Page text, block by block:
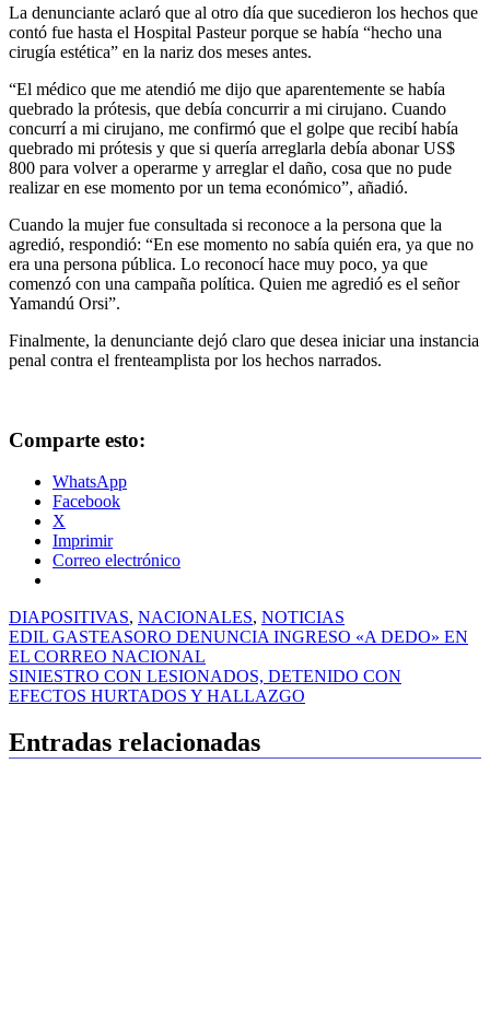
La denunciante aclaró que al otro día que sucedieron los hechos que
contó fue hasta el Hospital Pasteur porque se había “hecho una
cirugía estética” en la nariz dos meses antes.
“El médico que me atendió me dijo que aparentemente se había
quebrado la prótesis, que debía concurrir a mi cirujano. Cuando
concurrí a mi cirujano, me confirmó que el golpe que recibí había
quebrado mi prótesis y que si quería arreglarla debía abonar US$
800 para volver a operarme y arreglar el daño, cosa que no pude
realizar en ese momento por un tema económico”, añadió.
Cuando la mujer fue consultada si reconoce a la persona que la
agredió, respondió: “En ese momento no sabía quién era, ya que no
era una persona pública. Lo reconocí hace muy poco, ya que
comenzó con una campaña política. Quien me agredió es el señor
Yamandú Orsi”.
Finalmente, la denunciante dejó claro que desea iniciar una instancia
penal contra el frenteamplista por los hechos narrados.
Comparte esto:
WhatsApp
Facebook
X
Imprimir
Correo electrónico
DIAPOSITIVAS, NACIONALES, NOTICIAS
Navegación
de
entradas
EDIL GASTEASORO DENUNCIA INGRESO «A DEDO» EN
EL CORREO NACIONAL
SINIESTRO CON LESIONADOS, DETENIDO CON
EFECTOS HURTADOS Y HALLAZGO
Entradas relacionadas